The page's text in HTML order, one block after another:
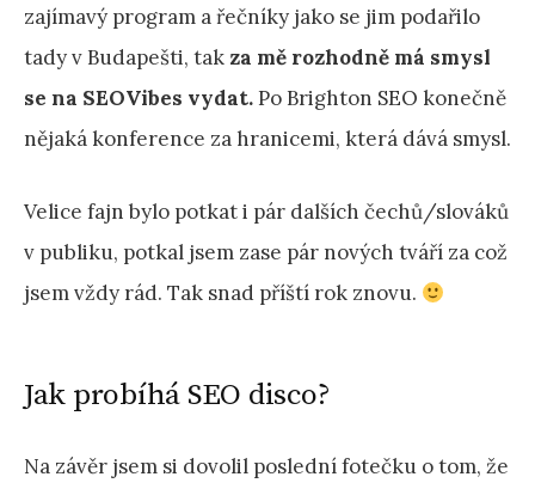
zajímavý program a řečníky jako se jim podařilo
tady v Budapešti, tak za mě rozhodně má smysl
se na SEOVibes vydat.Po Brighton SEO konečně
nějaká konference za hranicemi, která dává smysl.
Velice fajn bylo potkat i pár dalších čechů/slováků
v publiku, potkal jsem zase pár nových tváří za což
jsem vždy rád. Tak snad příští rok znovu.
Jak probíhá SEO disco?
Na závěr jsem si dovolil poslední fotečku o tom, že